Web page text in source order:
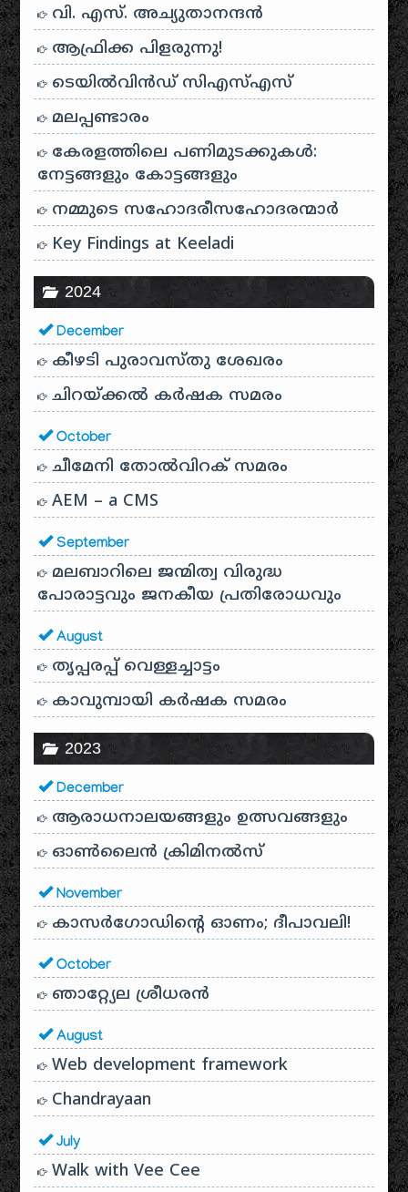
വി. എസ്. അച്യുതാനന്ദൻ
ആഫ്രിക്ക പിളരുന്നു!
ടെയിൽ‌വിൻഡ് സി‌എസ്‌എസ്
മലപ്പണ്ടാരം
കേരളത്തിലെ പണിമുടക്കുകൾ:
നേട്ടങ്ങളും കോട്ടങ്ങളും
നമ്മുടെ സഹോദരീസഹോദരന്മാർ
Key Findings at Keeladi
2024
December
കീഴടി പുരാവസ്തു ശേഖരം
ചിറയ്ക്കൽ കർഷക സമരം
October
ചീമേനി തോൽവിറക് സമരം
AEM – a CMS
September
മലബാറിലെ ജന്മിത്വ വിരുദ്ധ
പോരാട്ടവും ജനകീയ പ്രതിരോധവും
August
തൃപ്പരപ്പ് വെള്ളച്ചാട്ടം
കാവുമ്പായി കർഷക സമരം
2023
December
ആരാധനാലയങ്ങളും ഉത്സവങ്ങളും
ഓൺലൈൻ ക്രിമിനൽസ്
November
കാസർഗോഡിൻ്റെ ഓണം; ദീപാവലി!
October
ഞാറ്റ്യേല ശ്രീധരൻ
August
Web development framework
Chandrayaan
July
Walk with Vee Cee